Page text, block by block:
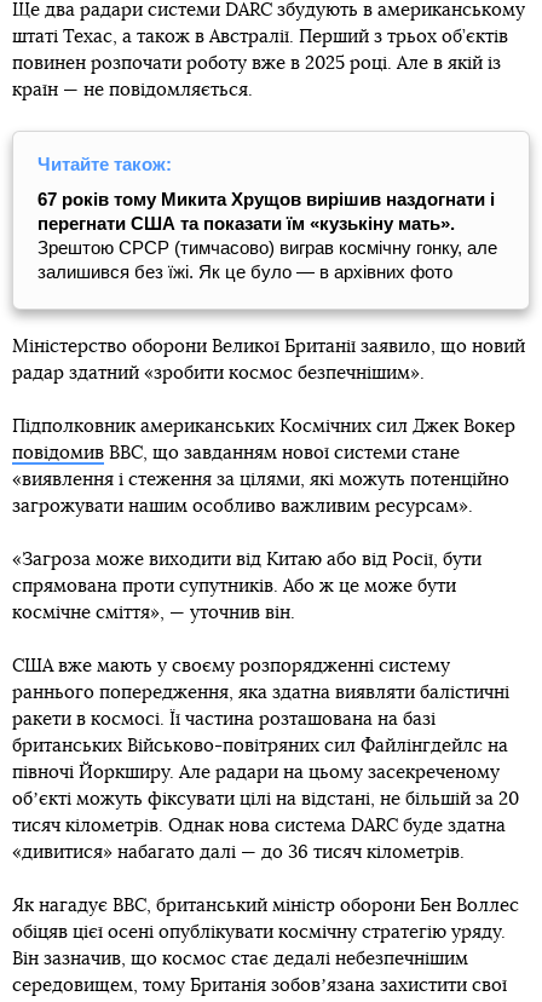
Ще два радари системи DARC збудують в американському
штаті Техас, а також в Австралії. Перший з трьох об’єктів
повинен розпочати роботу вже в 2025 році. Але в якій із
країн — не повідомляється.
Читайте також:
67 років тому Микита Хрущов вирішив наздогнати і
перегнати США та показати їм «кузькіну мать».
Зрештою СРСР (тимчасово) виграв космічну гонку, але
залишився без їжі. Як це було — в архівних фото
Міністерство оборони Великої Британії заявило, що новий
радар здатний «зробити космос безпечнішим».
Підполковник американських Космічних сил Джек Вокер
повідомив ВВС, що завданням нової системи стане
«виявлення і стеження за цілями, які можуть потенційно
загрожувати нашим особливо важливим ресурсам».
«Загроза може виходити від Китаю або від Росії, бути
спрямована проти супутників. Або ж це може бути
космічне сміття», — уточнив він.
США вже мають у своєму розпорядженні систему
раннього попередження, яка здатна виявляти балістичні
ракети в космосі. Її частина розташована на базі
британських Військово-повітряних сил Файлінгдейлс на
півночі Йоркширу. Але радари на цьому засекреченому
обʼєкті можуть фіксувати цілі на відстані, не більшій за 20
тисяч кілометрів. Однак нова система DARC буде здатна
«дивитися» набагато далі — до 36 тисяч кілометрів.
Як нагадує ВВС, британський міністр оборони Бен Воллес
обіцяв цієї осені опублікувати космічну стратегію уряду.
Він зазначив, що космос стає дедалі небезпечнішим
середовищем, тому Британія зобовʼязана захистити свої